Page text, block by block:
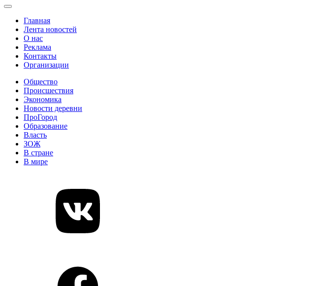
Главная
Лента новостей
О нас
Реклама
Контакты
Организации
Общество
Происшествия
Экономика
Новости деревни
ПроГород
Образование
Власть
ЗОЖ
В стране
В мире